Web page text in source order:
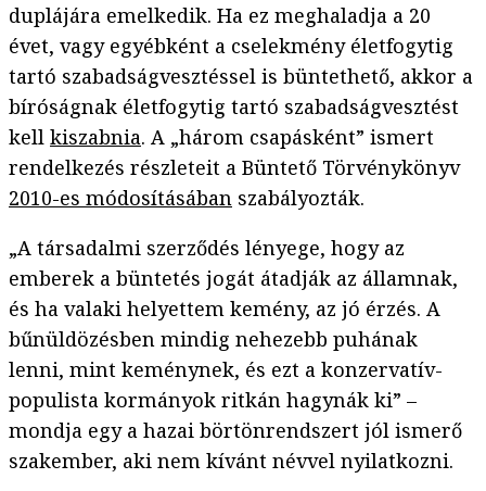
duplájára emelkedik. Ha ez meghaladja a 20
évet, vagy egyébként a cselekmény életfogytig
tartó szabadságvesztéssel is büntethető, akkor a
bíróságnak életfogytig tartó szabadságvesztést
kell kiszabnia. A „három csapásként” ismert
rendelkezés részleteit a Büntető Törvénykönyv
2010-es módosításában szabályozták.
„A társadalmi szerződés lényege, hogy az
emberek a büntetés jogát átadják az államnak,
és ha valaki helyettem kemény, az jó érzés. A
bűnüldözésben mindig nehezebb puhának
lenni, mint keménynek, és ezt a konzervatív-
populista kormányok ritkán hagynák ki” –
mondja egy a hazai börtönrendszert jól ismerő
szakember, aki nem kívánt névvel nyilatkozni.